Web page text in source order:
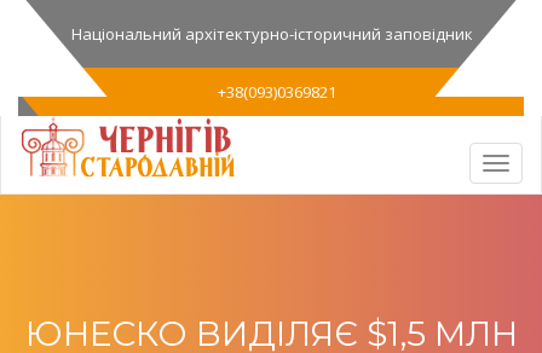
Національний архітектурно-історичний заповідник
+38(093)0369821
ЮНЕСКО ВИДІЛЯЄ $1,5 МЛН